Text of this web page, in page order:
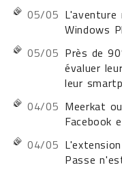
05/05
Windows
05/05 Près de
évaluer
leur
04/05 Meerkat
Facebook
04/05
Passe